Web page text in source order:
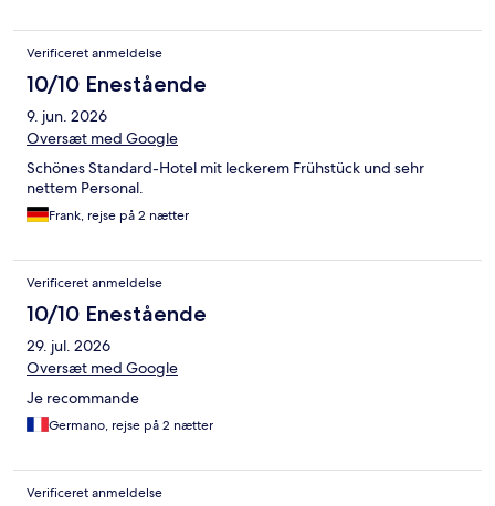
Verificeret anmeldelse
10/10 Enestående
9. jun. 2026
Oversæt med Google
Schönes Standard-Hotel mit leckerem Frühstück und sehr
nettem Personal.
Frank, rejse på 2 nætter
Verificeret anmeldelse
10/10 Enestående
29. jul. 2026
Oversæt med Google
Je recommande
Germano, rejse på 2 nætter
Verificeret anmeldelse